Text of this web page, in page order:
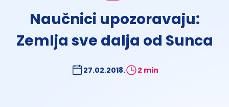
Naučnici upozoravaju:
Zemlja sve dalja od Sunca
27.02.2018. 2 min